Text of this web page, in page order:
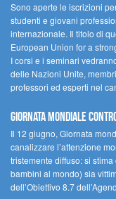
Sono aperte le iscrizioni
studenti e giovani
internazionale. Il titolo di
European Union for a
I corsi e i seminari
delle Nazioni Unite,
professori ed esperti nel
Giornata mondiale
Il 12 giugno, Giornata
canalizzare l’attenzione
tristemente diffuso: si
bambini al mondo) sia
dell’Obiettivo 8.7